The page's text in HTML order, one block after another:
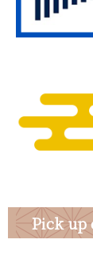
Pick up